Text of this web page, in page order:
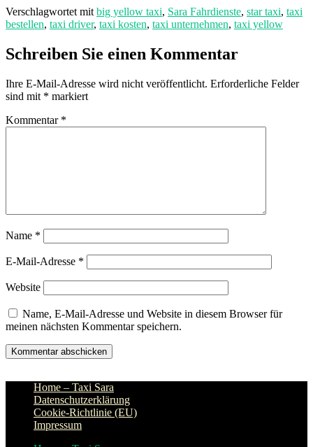
Verschlagwortet mit big yellow taxi, Sara Fahrdienste, star taxi, taxi
bestellen, taxi driver, taxi kosten, taxi unternehmen, taxi yellow
Schreiben Sie einen Kommentar
Ihre E-Mail-Adresse wird nicht veröffentlicht. Erforderliche Felder
sind mit * markiert
Kommentar *
Name *
E-Mail-Adresse *
Website
Name, E-Mail-Adresse und Website in diesem Browser für
meinen nächsten Kommentar speichern.
Home – Taxi Sara
Datenschutzerklärung
Cookie-Richtlinie (EU)
Impressum